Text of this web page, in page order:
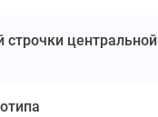
строчки центральной